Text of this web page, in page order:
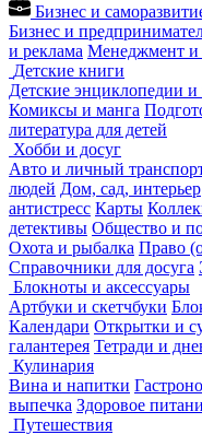
Бизнес и
Бизнес и
и реклама Менеджмент и
Детские книги
Детские энциклопедии и
Комиксы и манга
литература для детей
Хобби и досуг
Авто и личный
людей Дом, сад, интерьер
антистресс Карты
детективы Общество и
Охота и рыбалка Право
Справочники для досуга
Блокноты и аксессуары
Артбуки и скетчбуки
Календари Открытки и
галантерея Тетради и
Кулинария
Вина и напитки
выпечка Здоровое
Путешествия